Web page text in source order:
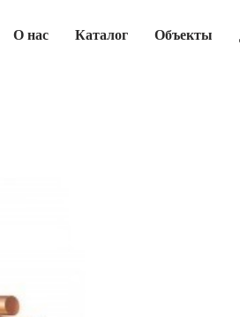
О нас Каталог Объекты